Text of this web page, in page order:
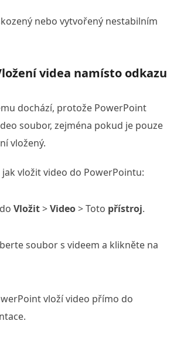
nebo vytvořený nestabilním
videa namísto odkazu
dochází, protože PowerPoint
soubor, zejména pokud je pouze
vložený.
vložit video do PowerPointu:
Vložit>Video> Toto přístroj.
soubor s videem a klikněte na
vloží video přímo do